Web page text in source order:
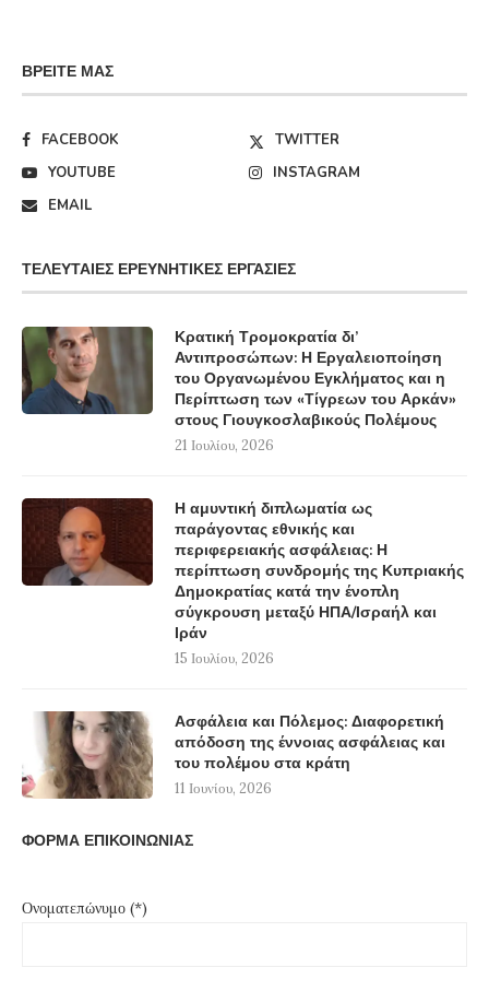
ΒΡΕΊΤΕ ΜΑΣ
FACEBOOK
TWITTER
YOUTUBE
INSTAGRAM
EMAIL
ΤΕΛΕΥΤΑΊΕΣ ΕΡΕΥΝΗΤΙΚΈΣ ΕΡΓΑΣΊΕΣ
Κρατική Τρομοκρατία δι’
Αντιπροσώπων: Η Εργαλειοποίηση
του Οργανωμένου Εγκλήματος και η
Περίπτωση των «Τίγρεων του Αρκάν»
στους Γιουγκοσλαβικούς Πολέμους
21 Ιουλίου, 2026
Η αμυντική διπλωματία ως
παράγοντας εθνικής και
περιφερειακής ασφάλειας: Η
περίπτωση συνδρομής της Κυπριακής
Δημοκρατίας κατά την ένοπλη
σύγκρουση μεταξύ ΗΠΑ/Ισραήλ και
Ιράν
15 Ιουλίου, 2026
Ασφάλεια και Πόλεμος: Διαφορετική
απόδοση της έννοιας ασφάλειας και
του πολέμου στα κράτη
11 Ιουνίου, 2026
ΦΟΡΜΑ ΕΠΙΚΟΙΝΩΝΙΑΣ
Ονοματεπώνυμο (*)